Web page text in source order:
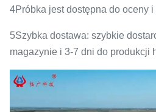
4Próbka jest dostępna do oceny i
5Szybka dostawa: szybkie
magazynie i 3-7 dni do produkcji